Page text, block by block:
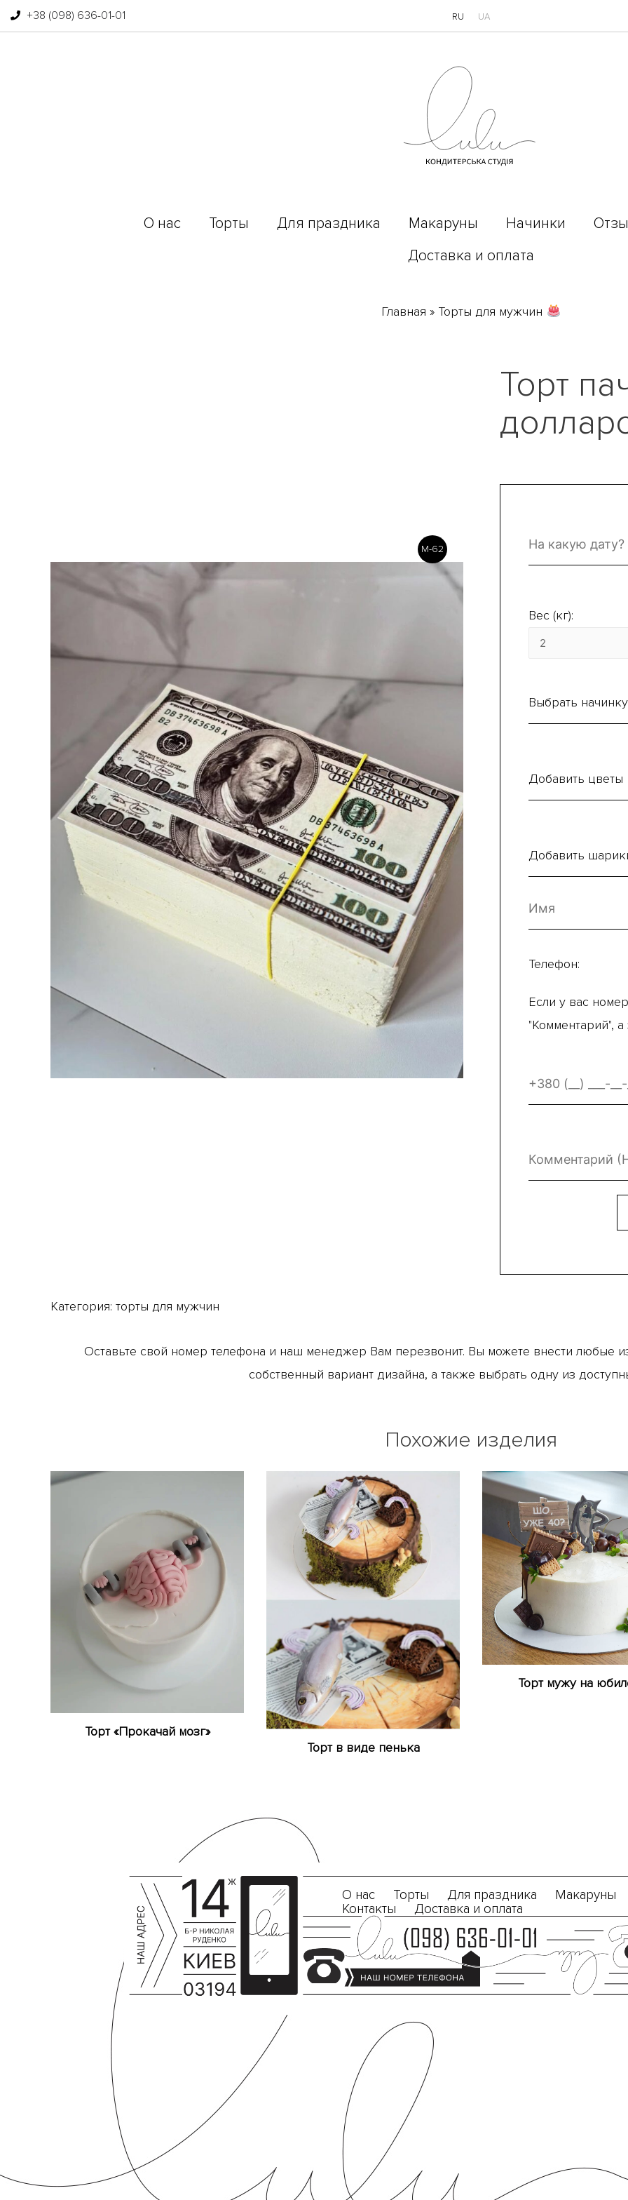
+38 (098) 636-01-01 RU UA
О нас Торты Для праздника Макаруны Начинки
Доставка и оплата
Главная » Торты для мужчин
M-62
Торт
Вес (кг):
Выбрать начинку
Добавить цветы
Добавить
Телефон:
Если у вас
"Комментарий",
Категория: торты для мужчин
Оставьте свой номер телефона и наш менеджер Вам перезвонит. Вы можете внести любые
собственный вариант дизайна, а также выбрать одну из
Похожие изделия
Торт «Прокачай мозг»
Торт в виде пенька
Торт мужу на
О нас Торты Для праздника
Макаруны
Контакты
Доставка и оплата